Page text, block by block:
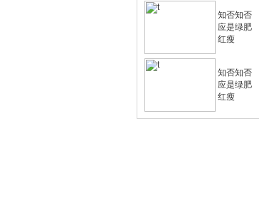
知否知否
应是绿肥
红瘦
知否知否
应是绿肥
红瘦